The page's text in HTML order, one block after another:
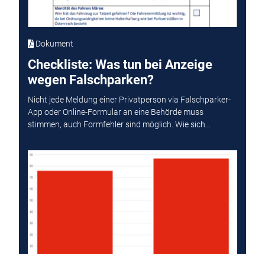
Dokument
Checkliste: Was tun bei Anzeige
wegen Falschparken?
Nicht jede Meldung einer Privatperson via Falschparker-
App oder Online-Formular an eine Behörde muss
stimmen, auch Formfehler sind möglich. Wie sich...